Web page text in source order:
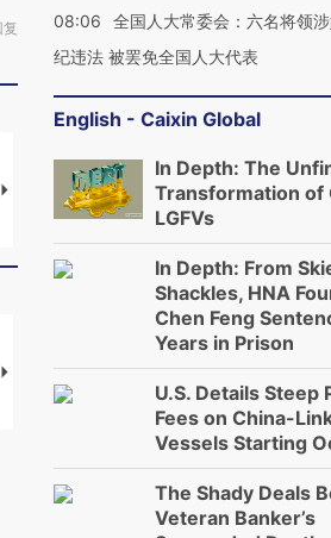
复
视线｜“入侵”还是“人道危
机”？难民潮撕裂西班牙
湖北宜昌局部短时降
128毫米 紧急转移近
【推广】走进第四届链博
会，让数智科技“链”接产
【特别呈现】寻找
有意思的生活方式·第
08:06
全国人大常委会：六名将领
纪违法 被罢免全国人大代表
English - Caixin Global
In Depth: The
Transformation of
LGFVs
In Depth: From
Shackles, HNA
Chen Feng
Years in Prison
U.S. Details Steep
Fees on China-
Vessels Starting
The Shady Deals
Veteran Banker’s